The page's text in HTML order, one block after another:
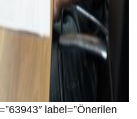
label=”Önerilen